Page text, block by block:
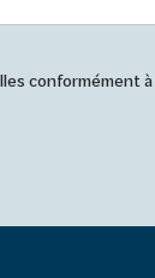
conformément à